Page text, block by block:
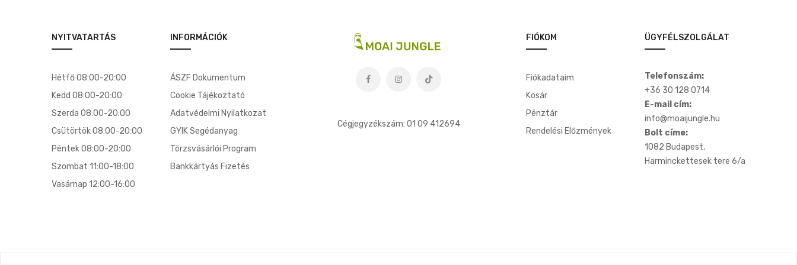
NYITVATARTÁS
Hétfő 08:00-20:00
Kedd 08:00-20:00
Szerda 08:00-20:00
Csütörtök 08:00-20:00
Péntek 08:00-20:00
Szombat 11:00-18:00
Vasárnap 12:00-16:00
INFORMÁCIÓK
ÁSZF Dokumentum
Cookie Tájékoztató
Adatvédelmi Nyilatkozat
GYIK Segédanyag
Törzsvásárlói Program
Bankkártyás Fizetés
Cégjegyzékszám: 01 09 412694
FIÓKOM
Fiókadataim
Kosár
Pénztár
Rendelési Előzmények
ÜGYFÉLSZOLGÁLAT
Telefonszám:
+36 30 128 0714
E-mail cím:
info@moaijungle.hu
Bolt címe:
1082 Budapest,
Harminckettesek tere 6/a